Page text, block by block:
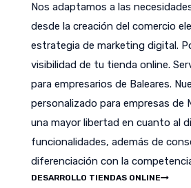
Nos adaptamos a las
desde la creación del comercio
estrategia de marketing digital.
visibilidad de tu tienda online.
para empresarios de Baleares.
personalizado para empresas de
una mayor libertad en cuanto al
funcionalidades, además de
diferenciación con la
DESARROLLO TIENDAS ONLINE